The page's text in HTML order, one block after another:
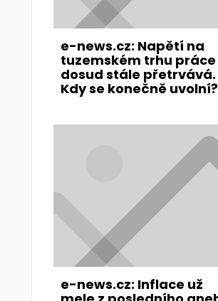
e-news.cz: Napětí na
tuzemském trhu práce
dosud stále přetrvává.
Kdy se konečně uvolní?
e-news.cz: Inflace už